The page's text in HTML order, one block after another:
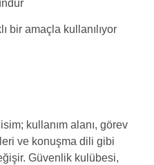
bir amaçla kullanılıyor
kullanım alanı, görev
ve konuşma dili gibi
Güvenlik kulübesi,